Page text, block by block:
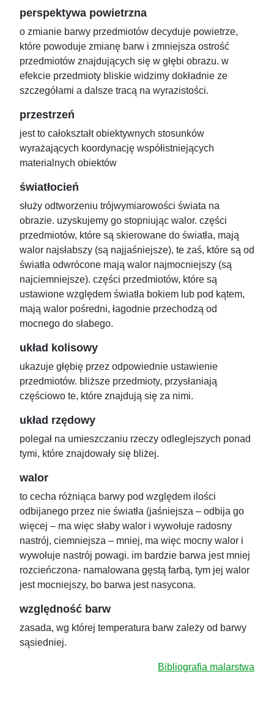
perspektywa powietrzna
o zmianie barwy przedmiotów decyduje powietrze,
które powoduje zmianę barw i zmniejsza ostrość
przedmiotów znajdujących się w głębi obrazu. w
efekcie przedmioty bliskie widzimy dokładnie ze
szczegółami a dalsze tracą na wyrazistości.
przestrzeń
jest to całokształt obiektywnych stosunków
wyrażających koordynację współistniejących
materialnych obiektów
światłocień
służy odtworzeniu trójwymiarowości świata na
obrazie. uzyskujemy go stopniując walor. części
przedmiotów, które są skierowane do światła, mają
walor najsłabszy (są najjaśniejsze), te zaś, które są od
światła odwrócone mają walor najmocniejszy (są
najciemniejsze). części przedmiotów, które są
ustawione względem światła bokiem lub pod kątem,
mają walor pośredni, łagodnie przechodzą od
mocnego do słabego.
układ kolisowy
ukazuje głębię przez odpowiednie ustawienie
przedmiotów. bliższe przedmioty, przysłaniają
częściowo te, które znajdują się za nimi.
układ rzędowy
polegał na umieszczaniu rzeczy odleglejszych ponad
tymi, które znajdowały się bliżej.
walor
to cecha różniąca barwy pod względem ilości
odbijanego przez nie światła (jaśniejsza – odbija go
więcej – ma więc słaby walor i wywołuje radosny
nastrój, ciemniejsza – mniej, ma więc mocny walor i
wywołuje nastrój powagi. im bardzie barwa jest mniej
rozcieńczona- namalowana gęstą farbą, tym jej walor
jest mocniejszy, bo barwa jest nasycona.
względność barw
zasada, wg której temperatura barw zależy od barwy
sąsiedniej.
Bibliografia malarstwa